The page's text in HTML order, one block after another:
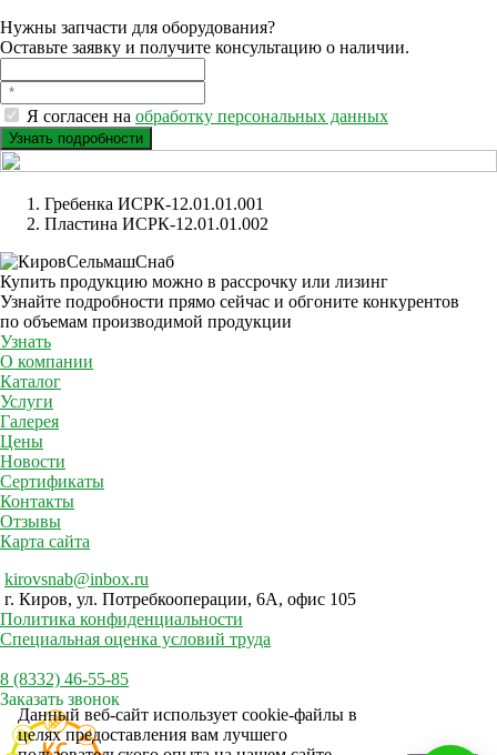
Нужны запчасти для оборудования?
Оставьте заявку и получите консультацию о наличии.
Я согласен на обработку персональных данных
Гребенка ИСРК-12.01.01.001
Пластина ИСРК-12.01.01.002
Купить продукцию можно в рассрочку или лизинг
Узнайте подробности прямо сейчас и обгоните конкурентов
по объемам производимой продукции
Узнать
О компании
Каталог
Услуги
Галерея
Цены
Новости
Сертификаты
Контакты
Отзывы
Карта сайта
kirovsnab@inbox.ru
г. Киров, ул. Потребкооперации, 6А, офис 105
Политика конфиденциальности
Специальная оценка условий труда
8 (8332) 46-55-85
Заказать звонок
Данный веб-сайт использует cookie-файлы в
целях предоставления вам лучшего